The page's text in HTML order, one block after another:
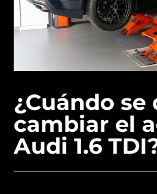
¿Cuándo se
cambiar el
Audi 1.6